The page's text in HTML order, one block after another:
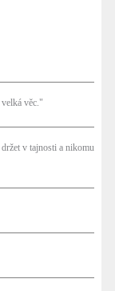
věc."
v tajnosti a nikomu